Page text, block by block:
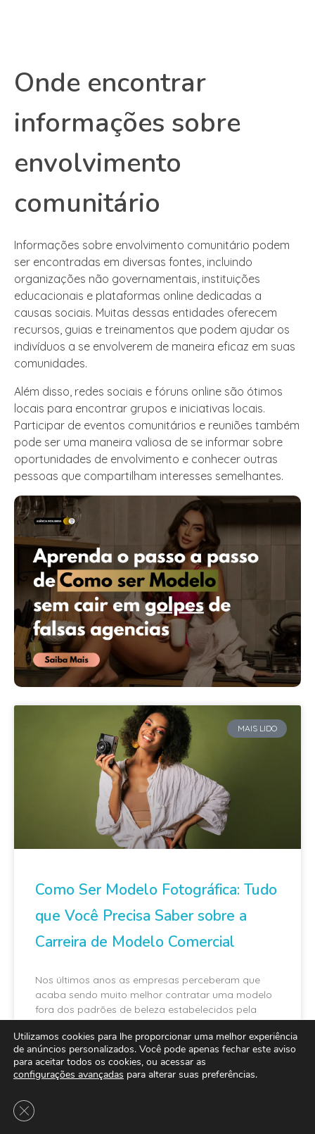
Onde encontrar
informações sobre
envolvimento
comunitário
Informações sobre envolvimento comunitário podem
ser encontradas em diversas fontes, incluindo
organizações não governamentais, instituições
educacionais e plataformas online dedicadas a
causas sociais. Muitas dessas entidades oferecem
recursos, guias e treinamentos que podem ajudar os
indivíduos a se envolverem de maneira eficaz em suas
comunidades.
Além disso, redes sociais e fóruns online são ótimos
locais para encontrar grupos e iniciativas locais.
Participar de eventos comunitários e reuniões também
pode ser uma maneira valiosa de se informar sobre
oportunidades de envolvimento e conhecer outras
pessoas que compartilham interesses semelhantes.
MAIS LIDO
Como Ser Modelo Fotográfica: Tudo
que Você Precisa Saber sobre a
Carreira de Modelo Comercial
Nos últimos anos as empresas perceberam que
acaba sendo muito melhor contratar uma modelo
fora dos padrões de beleza estabelecidos pela
mídia
Utilizamos cookies para lhe proporcionar uma melhor experiência
de anúncios personalizados. Você pode apenas fechar este aviso
para aceitar todos os cookies, ou acessar as
configurações avançadas para alterar suas preferências.
Close GDPR Cookie Banner